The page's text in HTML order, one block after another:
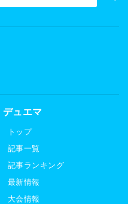
デュエマ
トップ
記事一覧
記事ランキング
最新情報
大会情報